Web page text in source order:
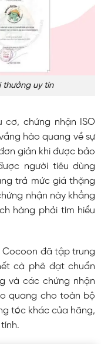
thưởng uy tín
cơ, chứng nhận ISO
hào quang về sự
giản khi được bảo
người tiêu dùng
trả mức giá thặng
nhận này khẳng
hàng phải tìm hiểu
Cocoon đã tập trung
cà phê đạt chuẩn
và các chứng nhận
quang cho toàn bộ
tóc khác của hãng,